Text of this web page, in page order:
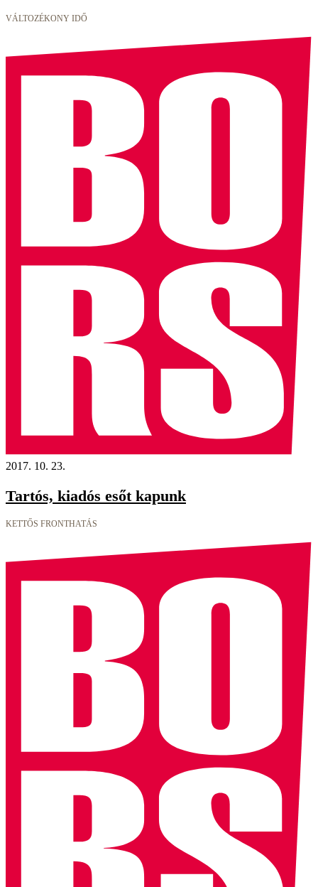
VÁLTOZÉKONY IDŐ
2017. 10. 23.
Tartós, kiadós esőt kapunk
KETTŐS FRONTHATÁS